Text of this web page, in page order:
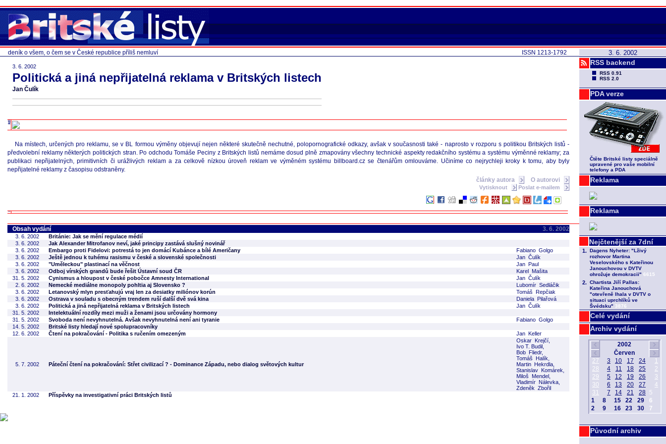
3. 6. 2002
RSS backend
RSS 0.91
RSS 2.0
PDA verze
Čtěte Britské listy speciálně
upravené pro vaše mobilní
telefony a PDA
Reklama
Reklama
Celé vydání
Archiv vydání
Původní archiv
ISSN 1213-1792
deník o všem, o čem se v České republice příliš nemluví
3. 6. 2002
Politická a jiná nepřijatelná reklama v Britských listech
Jan Čulík
Na místech, určených pro reklamu, se v BL formou výměny objevují nejen některé skutečně nechutné, polopornografické odkazy, avšak v současnosti také - naprosto v rozporu s politikou Britských listů -
předvolební reklamy některých politických stran. Po odchodu Tomáše Peciny z Britských listů nemáme dosud plně zmapovány všechny technické aspekty redakčního systému a systému výměnné reklamy; za
publikaci nepřijatelných, primitivních či urážlivých reklam a za celkově nízkou úroveň reklam ve výměném systému billboard.cz se čtenářům omlouváme. Učiníme co nejrychleji kroky k tomu, aby byly
nepřijatelné reklamy z časopisu odstraněny.
články autora
O autorovi
Vytisknout Poslat e-mailem
Obsah vydání 3. 6. 2002
3. 6. 2002
Británie: Jak se mění regulace médií
3. 6. 2002
Jak Alexander Mitrofanov neví, jaké principy zastává slušný novinář
3. 6. 2002
Embargo proti Fidelovi: potrestá to jen domácí Kubánce a bílé Američany
Fabiano Golgo
3. 6. 2002
Ještě jednou k tuhému rasismu v české a slovenské společnosti
Jan Čulík
3. 6. 2002
"Uměleckou" plastinací na věčnost
Jan Paul
3. 6. 2002
Odboj vírských grandů bude řešit Ústavní soud ČR
Karel Mašita
31. 5. 2002
Cynismus a hloupost v české pobočce Amnesty International
Jan Čulík
2. 6. 2002
Nemecké mediálne monopoly pohltia aj Slovensko ?
Lubomír Sedláčik
3. 6. 2002
Letanovský mlyn presťahujú vraj len za desiatky miliónov korún
Tomáš Repčiak
3. 6. 2002
Ostrava v souladu s obecným trendem ruší další dvě svá kina
Daniela Pilařová
3. 6. 2002
Politická a jiná nepřijatelná reklama v Britských listech
Jan Čulík
31. 5. 2002
Intelektuální rozdíly mezi muži a ženami jsou určovány hormony
31. 5. 2002
Svoboda není nevyhnutelná. Avšak nevyhnutelná není ani tyranie
Fabiano Golgo
14. 5. 2002
Britské listy hledají nové spolupracovníky
12. 6. 2002
Čtení na pokračování - Politika s ručením omezeným Jan Keller
5. 7. 2002 Páteční čtení na pokračování: Střet civilizací ? - Dominance Západu, nebo dialog světových kultur
Oskar Krejčí,
Ivo T. Budil,
Bob Fliedr,
Tomáš Halík,
Martin Hekrdla,
Stanislav Komárek,
Miloš Mendel,
Vladimír Nálevka,
Zdeněk Zbořil
21. 1. 2002
Příspěvky na investigativní práci Britských listů